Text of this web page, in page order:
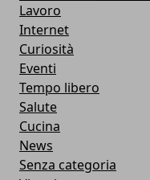
Lavoro
Internet
Curiosità
Eventi
Tempo libero
Salute
Cucina
News
Senza categoria